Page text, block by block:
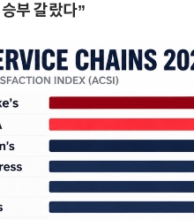
부 갈랐다”